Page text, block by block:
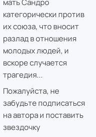
мать Сандро
категорически против
их союза, что вносит
разлад в отношения
молодых людей, и
вскоре случается
трагедия...
Пожалуйста, не
забудьте подписаться
на автора и поставить
звездочку